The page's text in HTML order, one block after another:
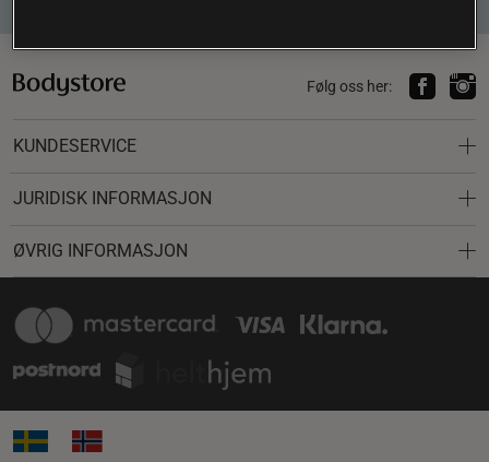
Følg oss her:
KUNDESERVICE
JURIDISK INFORMASJON
ØVRIG INFORMASJON